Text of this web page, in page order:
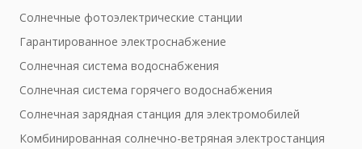
Солнечные фотоэлектрические станции
Гарантированное электроснабжение
Солнечная система водоснабжения
Солнечная система горячего водоснабжения
Солнечная зарядная станция для электромобилей
Комбинированная солнечно-ветряная электростанция